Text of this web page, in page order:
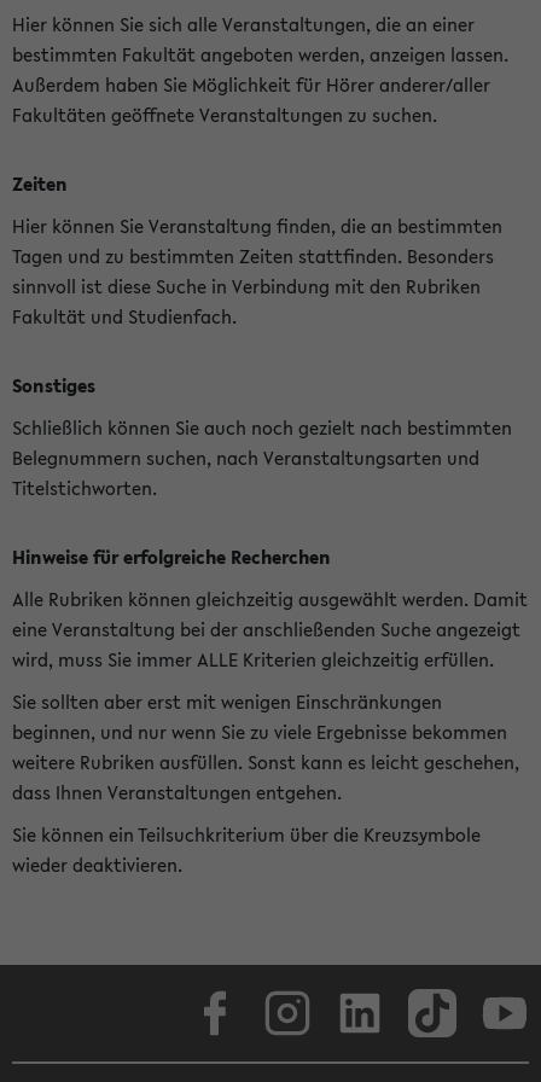
Hier können Sie sich alle Veranstaltungen, die an einer
bestimmten Fakultät angeboten werden, anzeigen lassen.
Außerdem haben Sie Möglichkeit für Hörer anderer/aller
Fakultäten geöffnete Veranstaltungen zu suchen.
Zeiten
Hier können Sie Veranstaltung finden, die an bestimmten
Tagen und zu bestimmten Zeiten stattfinden. Besonders
sinnvoll ist diese Suche in Verbindung mit den Rubriken
Fakultät und Studienfach.
Sonstiges
Schließlich können Sie auch noch gezielt nach bestimmten
Belegnummern suchen, nach Veranstaltungsarten und
Titelstichworten.
Hinweise für erfolgreiche Recherchen
Alle Rubriken können gleichzeitig ausgewählt werden. Damit
eine Veranstaltung bei der anschließenden Suche angezeigt
wird, muss Sie immer ALLE Kriterien gleichzeitig erfüllen.
Sie sollten aber erst mit wenigen Einschränkungen
beginnen, und nur wenn Sie zu viele Ergebnisse bekommen
weitere Rubriken ausfüllen. Sonst kann es leicht geschehen,
dass Ihnen Veranstaltungen entgehen.
Sie können ein Teilsuchkriterium über die Kreuzsymbole
wieder deaktivieren.